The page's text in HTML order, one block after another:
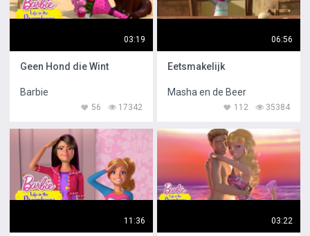
03:19
Geen Hond die Wint
Barbie
17342
56
06:56
Eetsmakelijk
Masha en de Beer
35384
112
11:36 03:22